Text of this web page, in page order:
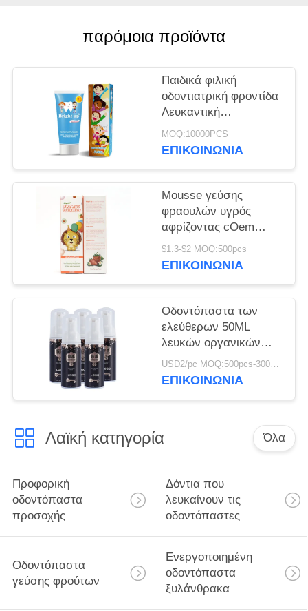
ΠΟΛΙΤΙΚΉ
ΜΥΣΤΙΚΌΤΗΤΑΣ
παρόμοια προϊόντα
Παιδικά φιλική
οδοντιατρική φροντίδα
Λευκαντική
αντιβακτηριακή
οδοντόκρεμα
MOQ:10000PCS
ΕΠΙΚΟΙΝΩΝΊΑ
Mousse γεύσης
φραουλών υγρός
αφρίζοντας cOem
οδοντόπαστας 60ml
$1.3-$2 MOQ:500pcs
ΕΠΙΚΟΙΝΩΝΊΑ
Οδοντόπαστα των
ελεύθερων 50ML
λευκών οργανικών
παιδιών φθοριδίου για
τους δωδεκάχρονους
USD2/pc MOQ:500pcs-30000pcs
ΕΠΙΚΟΙΝΩΝΊΑ
Λαϊκή κατηγορία Όλα
Προφορική
οδοντόπαστα
προσοχής
Δόντια που
λευκαίνουν τις
οδοντόπαστες
Οδοντόπαστα
γεύσης φρούτων
Ενεργοποιημένη
οδοντόπαστα
ξυλάνθρακα